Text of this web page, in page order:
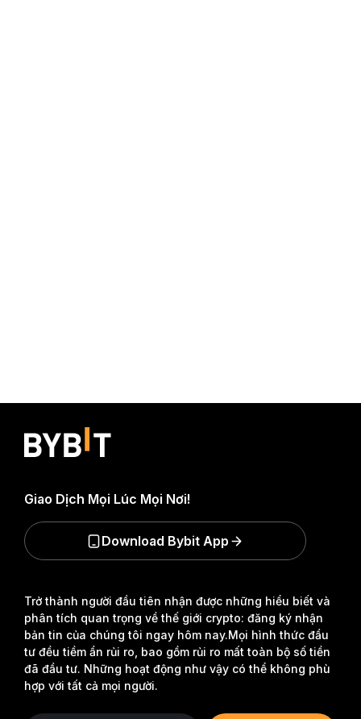
Trở thành người đầu tiên nhận được những hiểu biết và
phân tích quan trọng về thế giới crypto: đăng ký nhận
bản tin của chúng tôi ngay hôm nay.Mọi hình thức đầu
tư đều tiềm ẩn rủi ro, bao gồm rủi ro mất toàn bộ số tiền
đã đầu tư. Những hoạt động như vậy có thể không phù
hợp với tất cả mọi người.
Giao Dịch Mọi Lúc Mọi Nơi!
Download Bybit App